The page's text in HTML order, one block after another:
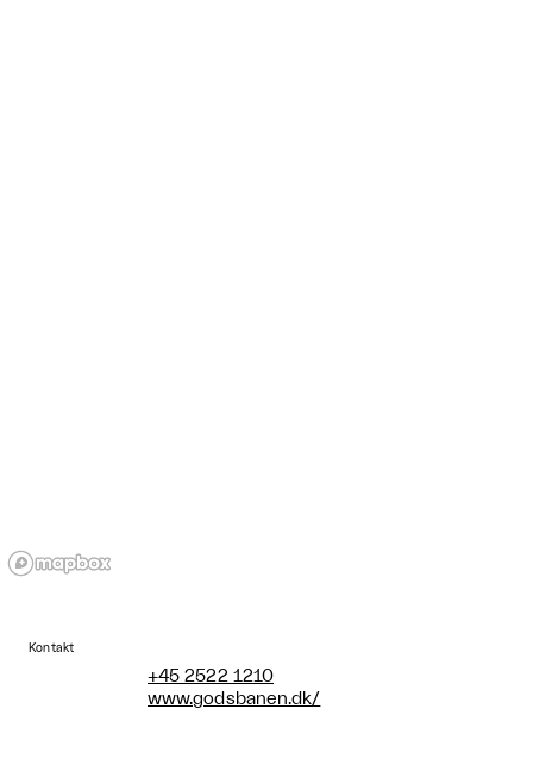
Kontakt
+45 2522 1210
www.godsbanen.dk/